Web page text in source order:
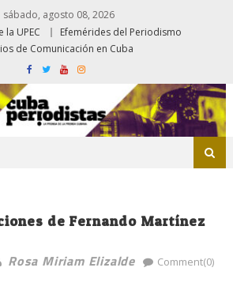
sábado, agosto 08, 2026
UPEC
Efemérides del Periodismo
de Comunicación en Cuba
de Fernando Martínez
Rosa Miriam Elizalde Comment(0)